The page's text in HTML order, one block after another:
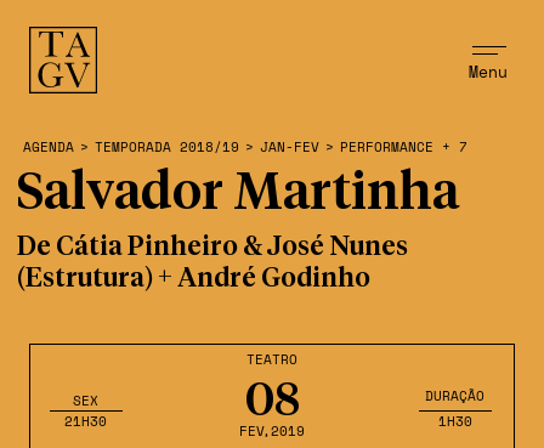
Menu
TEATRO
08
FEV,2019
SEX
21H30
DURAÇÃO
1H30
AGENDA > TEMPORADA 2018/19 > JAN-FEV > PERFORMANCE + 7
Salvador Martinha
De Cátia Pinheiro & José Nunes
(Estrutura) + André Godinho